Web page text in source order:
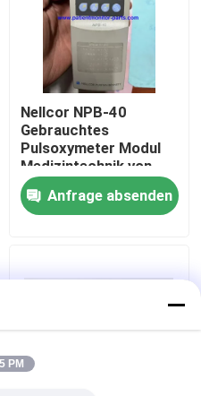
Nellcor NPB-40
Gebrauchtes
Pulsoxymeter Modul
Medizintechnik von
NPB-40
Anfrage absenden
PM